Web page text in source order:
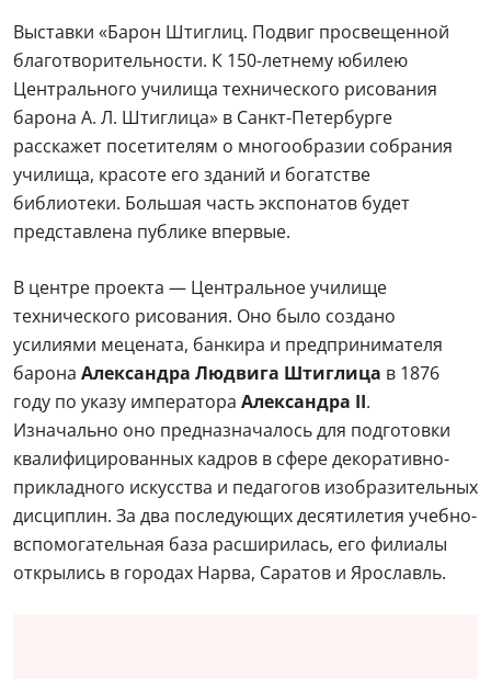
Выставки «Барон Штиглиц. Подвиг просвещенной
благотворительности. К 150-летнему юбилею
Центрального училища технического рисования
барона А. Л. Штиглица» в Санкт-Петербурге
расскажет посетителям о многообразии собрания
училища, красоте его зданий и богатстве
библиотеки. Большая часть экспонатов будет
представлена публике впервые.
В центре проекта — Центральное училище
технического рисования. Оно было создано
усилиями мецената, банкира и предпринимателя
барона Александра Людвига Штиглица в 1876
году по указу императора Александра II.
Изначально оно предназначалось для подготовки
квалифицированных кадров в сфере декоративно-
прикладного искусства и педагогов изобразительных
дисциплин. За два последующих десятилетия учебно-
вспомогательная база расширилась, его филиалы
открылись в городах Нарва, Саратов и Ярославль.